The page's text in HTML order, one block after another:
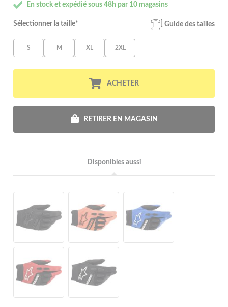
En stock et expédié sous 48h par 10 magasins
Sélectionner la taille* Guide des tailles
S M XL 2XL
ACHETER
RETIRER EN MAGASIN
Disponibles aussi